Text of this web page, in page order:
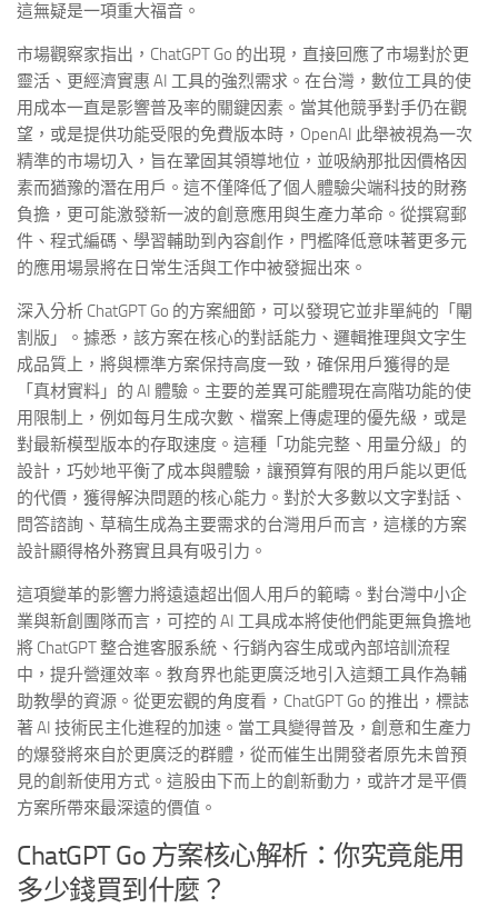
這無疑是一項重大福音。
市場觀察家指出，ChatGPT Go 的出現，直接回應了市場對於更
靈活、更經濟實惠 AI 工具的強烈需求。在台灣，數位工具的使
用成本一直是影響普及率的關鍵因素。當其他競爭對手仍在觀
望，或是提供功能受限的免費版本時，OpenAI 此舉被視為一次
精準的市場切入，旨在鞏固其領導地位，並吸納那批因價格因
素而猶豫的潛在用戶。這不僅降低了個人體驗尖端科技的財務
負擔，更可能激發新一波的創意應用與生產力革命。從撰寫郵
件、程式編碼、學習輔助到內容創作，門檻降低意味著更多元
的應用場景將在日常生活與工作中被發掘出來。
深入分析 ChatGPT Go 的方案細節，可以發現它並非單純的「閹
割版」。據悉，該方案在核心的對話能力、邏輯推理與文字生
成品質上，將與標準方案保持高度一致，確保用戶獲得的是
「真材實料」的 AI 體驗。主要的差異可能體現在高階功能的使
用限制上，例如每月生成次數、檔案上傳處理的優先級，或是
對最新模型版本的存取速度。這種「功能完整、用量分級」的
設計，巧妙地平衡了成本與體驗，讓預算有限的用戶能以更低
的代價，獲得解決問題的核心能力。對於大多數以文字對話、
問答諮詢、草稿生成為主要需求的台灣用戶而言，這樣的方案
設計顯得格外務實且具有吸引力。
這項變革的影響力將遠遠超出個人用戶的範疇。對台灣中小企
業與新創團隊而言，可控的 AI 工具成本將使他們能更無負擔地
將 ChatGPT 整合進客服系統、行銷內容生成或內部培訓流程
中，提升營運效率。教育界也能更廣泛地引入這類工具作為輔
助教學的資源。從更宏觀的角度看，ChatGPT Go 的推出，標誌
著 AI 技術民主化進程的加速。當工具變得普及，創意和生產力
的爆發將來自於更廣泛的群體，從而催生出開發者原先未曾預
見的創新使用方式。這股由下而上的創新動力，或許才是平價
方案所帶來最深遠的價值。
ChatGPT Go 方案核心解析：你究竟能用
多少錢買到什麼？